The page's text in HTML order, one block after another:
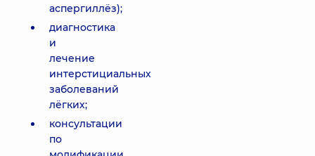
аспергиллёз);
диагностика
и
лечение
интерстициальных
заболеваний
лёгких;
консультации
по